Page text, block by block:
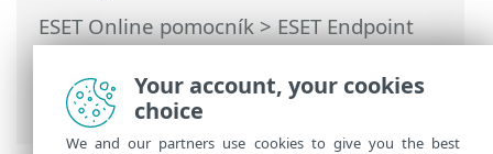
ESET Online pomocník>ESET Endpoint
Security>Rozšírené nastavenia>
Ochrana
>ThreatSense> Prípony
súborov vylúčené z kontroly
Your account, your cookies
choice
We and our partners use cookies to give you the best